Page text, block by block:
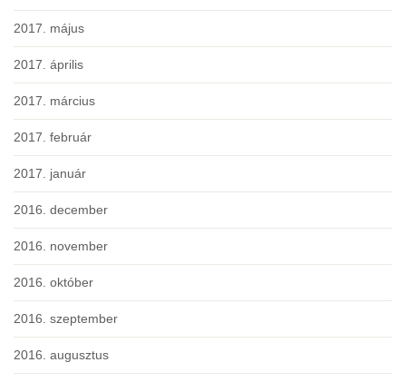
2017. május
2017. április
2017. március
2017. február
2017. január
2016. december
2016. november
2016. október
2016. szeptember
2016. augusztus